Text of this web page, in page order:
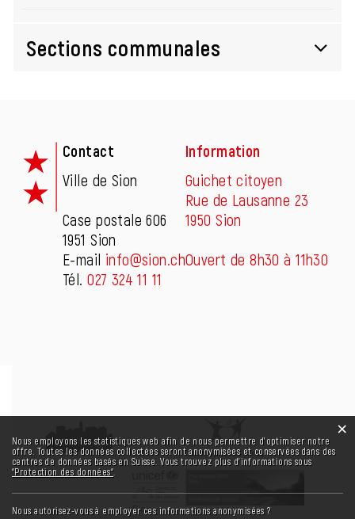
Sections communales
Contact
Ville de Sion
Case postale 606
1951 Sion
E-mail info@sion.ch
Tél.027 324 11 11
Information
Guichet citoyen
Rue de Lausanne 23
1950 Sion
Ouvert de 8h30 à 11h30
Statistiques web
Nous employons les statistiques web afin de nous permettre d'optimiser notre
offre. Toutes les données collectées seront anonymisées et conservées dans des
centres de données basés en Suisse. Vous trouvez plus d'informations sous
“Protection des données“
Nous autorisez-vous à employer ces informations anonymisées ?
×